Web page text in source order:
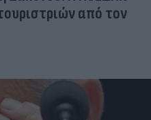
από τον